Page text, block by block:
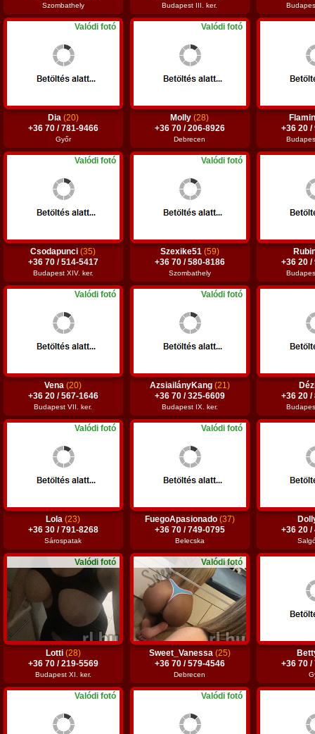
Szombathely Budapest III. ker.
Valódi fotó
Dia (20)
+36 70 / 781-9466
Győr
Valódi fotó
Molly(28)
+36 70 / 206-8926
Debrecen
+36 20 /
Valódi fotó
Csodapunci(35)
+36 70 / 514-5417
Budapest XIV. ker.
Valódi fotó
Szexike51 (59)
+36 70 / 580-8186
Szombathely
+36 20 /
Valódi fotó
Vena(20)
+36 20 / 567-1646
Budapest VII. ker.
Valódi fotó
AzsiailányKang (21)
+36 70 / 325-6609
Budapest IX. ker.
+36 20 /
Valódi fotó
Lola(23)
+36 30 / 791-8268
Sárospatak
Valódi fotó
FuegoApasionado (37)
+36 70 / 749-0795
Belecska
+36 20 /
Valódi fotó
Lotti (28)
+36 70 / 219-5569
Budapest XI. ker.
Valódi fotó
Sweet_Vanessa (25)
+36 70 / 579-4546
Debrecen
+36 70 /
Valódi fotó Valódi fotó